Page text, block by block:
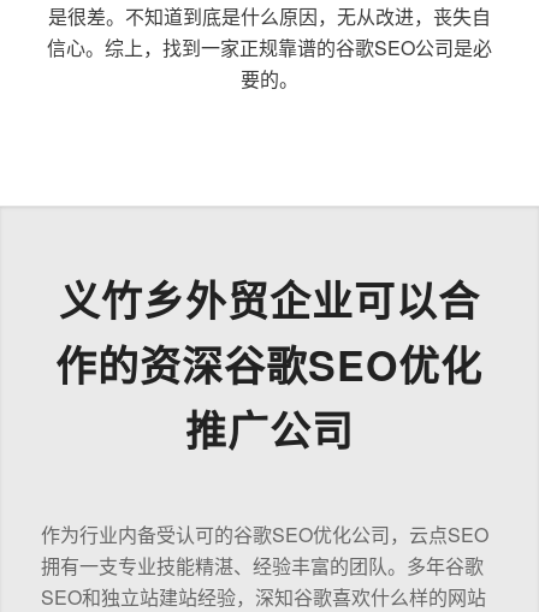
是很差。不知道到底是什么原因，无从改进，丧失自
信心。综上，找到一家正规靠谱的谷歌SEO公司是必
要的。
义竹乡外贸企业可以合
作的资深谷歌SEO优化
推广公司
作为行业内备受认可的谷歌SEO优化公司，云点SEO
拥有一支专业技能精湛、经验丰富的团队。多年谷歌
SEO和独立站建站经验，深知谷歌喜欢什么样的网站